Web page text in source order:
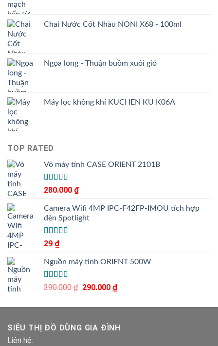
Chai Nước Cốt Nhàu NONI X68 - 100ml
Ngọa long - Thuận buồm xuôi gió
Máy lọc không khí KUCHEN KU K06A
TOP RATED
Vỏ máy tính CASE ORIENT 2101B
Được xếp
5.005
sao
280.000 ₫
Camera Wifi 4MP IPC-F42FP-IMOU tích hợp
đèn Spotlight
Được xếp
hạng
sao
29 ₫
Nguồn máy tính ORIENT 500W
Được xếp
5.005
390.000₫
Giá
là:
290.000 ₫Giá
tại
290.000 ₫.
SIÊU THỊ ĐỒ DÙNG GIA ĐÌNH
Liên hệ: